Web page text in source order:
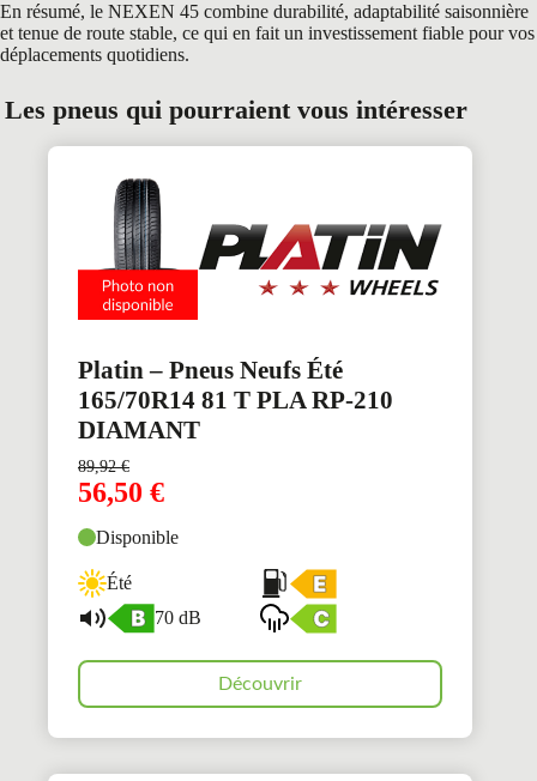
En résumé, le NEXEN 45 combine durabilité, adaptabilité saisonnière
et tenue de route stable, ce qui en fait un investissement fiable pour vos
déplacements quotidiens.
Les pneus qui pourraient vous intéresser
Platin – Pneus Neufs Été
165/70R14 81 T PLA RP-210
DIAMANT
89,92€
56,50 €
Disponible
Été
70 dB
Découvrir